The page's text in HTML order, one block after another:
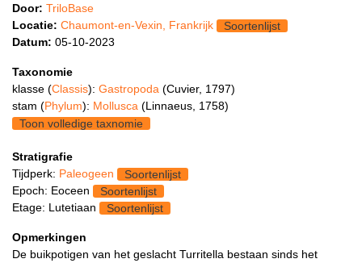
Door: TriloBase
Locatie: Chaumont-en-Vexin, Frankrijk
Soortenlijst
Datum: 05-10-2023
Taxonomie
klasse (Classis): Gastropoda (Cuvier, 1797)
stam (Phylum): Mollusca (Linnaeus, 1758)
Toon volledige taxnomie
Stratigrafie
Tijdperk: Paleogeen
Soortenlijst
Epoch: Eoceen
Soortenlijst
Etage: Lutetiaan
Soortenlijst
Opmerkingen
De buikpotigen van het geslacht Turritella bestaan sinds het